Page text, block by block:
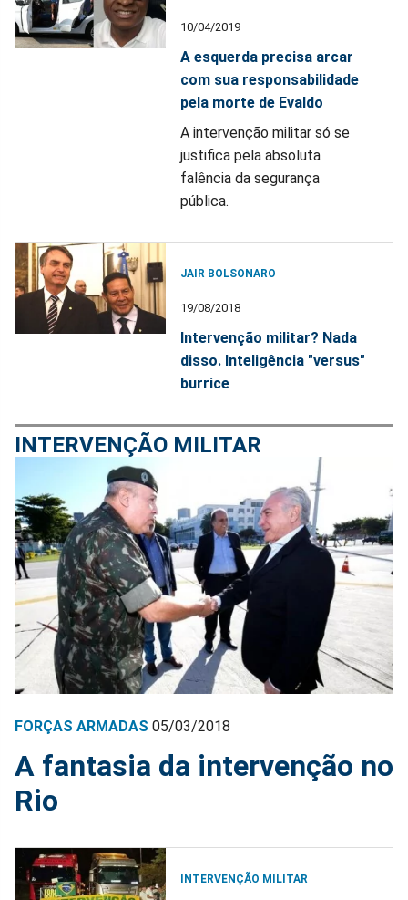
10/04/2019
A esquerda precisa arcar
com sua responsabilidade
pela morte de Evaldo
A intervenção militar só se
justifica pela absoluta
falência da segurança
pública.
JAIR BOLSONARO
19/08/2018
Intervenção militar? Nada
disso. Inteligência "versus"
burrice
INTERVENÇÃO MILITAR
FORÇAS ARMADAS 05/03/2018
A fantasia da intervenção no
Rio
INTERVENÇÃO MILITAR